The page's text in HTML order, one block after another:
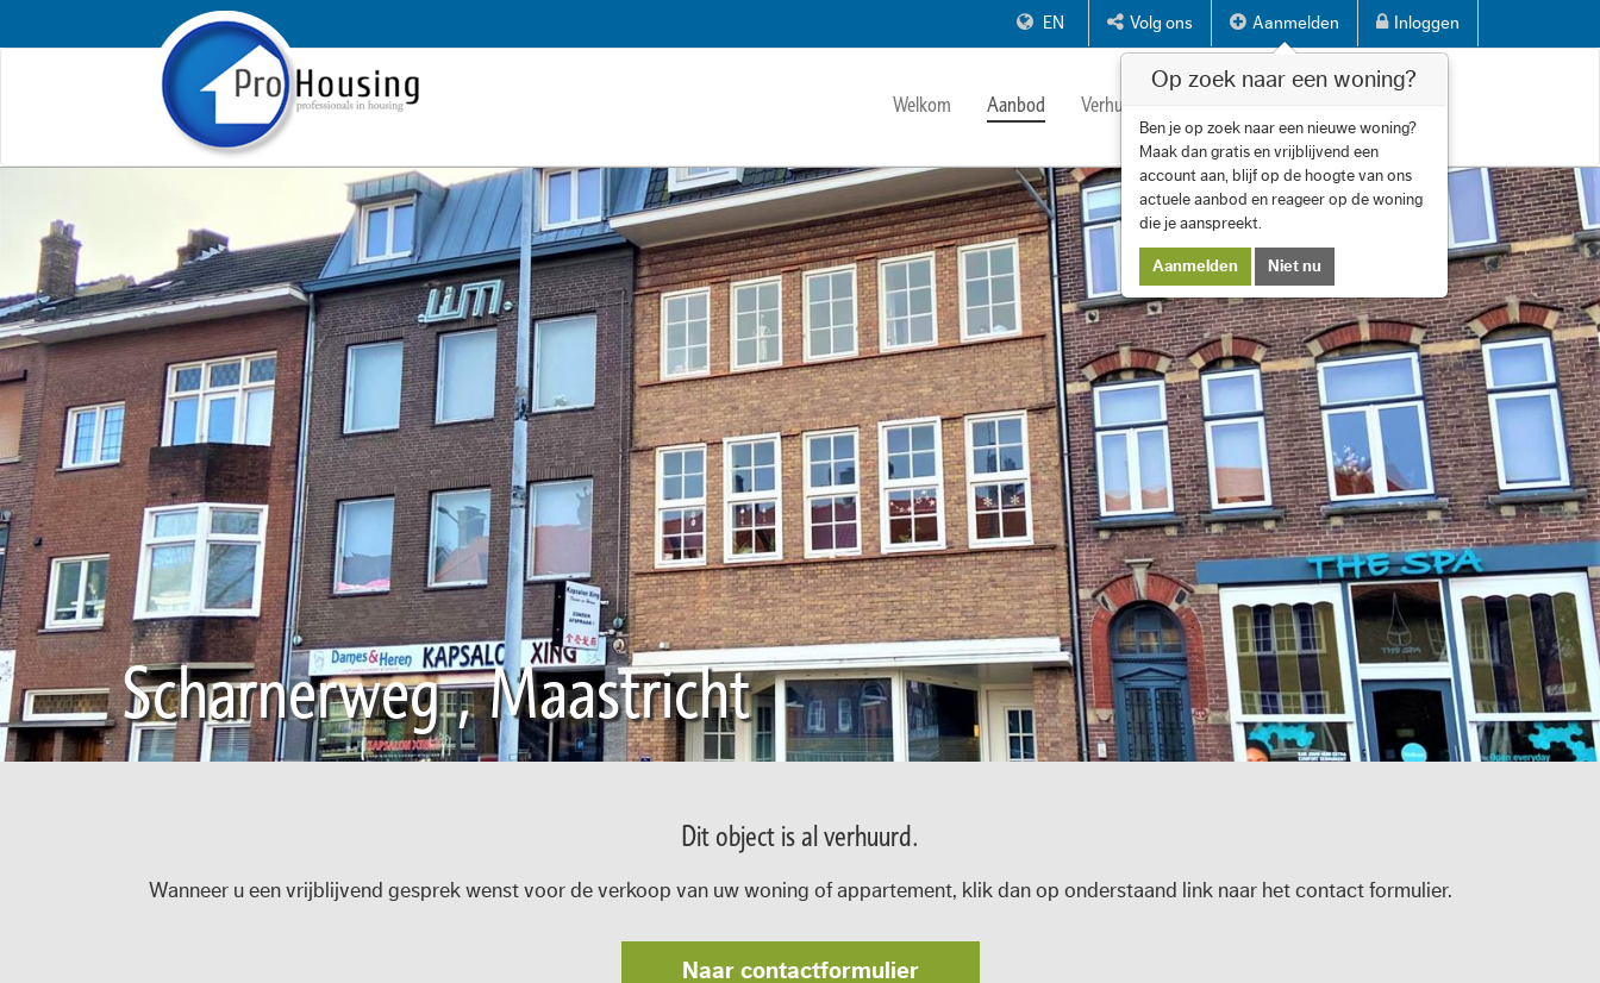
EN Volg ons Aanmelden Inloggen
Welkom Aanbod Verhuren
Scharnerweg , Maastricht
Dit object is al verhuurd.
Wanneer u een vrijblijvend gesprek wenst voor de verkoop van uw woning of appartement, klik dan op onderstaand link naar het contact formulier.
Naar contactformulier
Op zoek naar een woning?
Ben je op zoek naar een nieuwe woning?
Maak dan gratis en vrijblijvend een
account aan, blijf op de hoogte van ons
actuele aanbod en reageer op de woning
die je aanspreekt.
Aanmelden Niet nu